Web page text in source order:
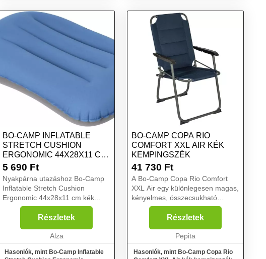
BO-CAMP INFLATABLE
STRETCH CUSHION
ERGONOMIC 44X28X11 CM
KÉK
5 690 Ft
Nyakpárna utazáshoz Bo-Camp
Inflatable Stretch Cushion
Ergonomic 44x28x11 cm kék...
Részletek
Alza
Hasonlók, mint Bo-Camp Inflatable
BO-CAMP COPA RIO
COMFORT XXL AIR KÉK
KEMPINGSZÉK
41 730 Ft
A Bo-Camp Copa Rio Comfort
XXL Air egy különlegesen magas,
kényelmes, összecsukható
kempingszék, amely tökéletes a
kempingben, a strandon vagy a
kertben való pihenéshez. Az
összecsukható szék egyszerr...
Részletek
Pepita
Hasonlók, mint Bo-Camp Copa Rio